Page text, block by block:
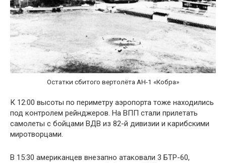
Остатки сбитого вертолёта AH-1 «Кобра»
К 12:00 высоты по периметру аэропорта тоже находились
под контролем рейнджеров. На ВПП стали прилетать
самолеты с бойцами ВДВ из 82-й дивизии и карибскими
миротворцами.
В 15:30 американцев внезапно атаковали 3 БТР-60,